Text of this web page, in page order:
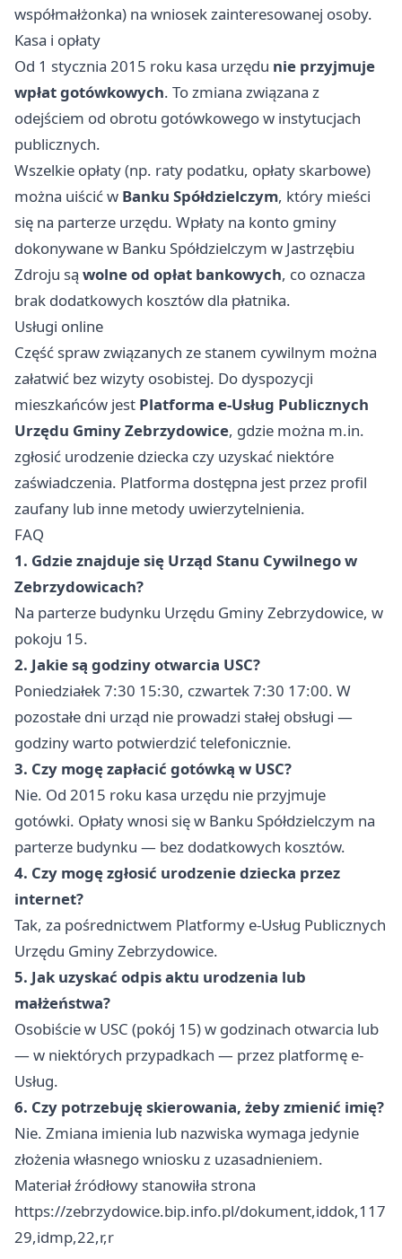
współmałżonka) na wniosek zainteresowanej osoby.
Kasa i opłaty
Od 1 stycznia 2015 roku kasa urzędu nie przyjmuje
wpłat gotówkowych. To zmiana związana z
odejściem od obrotu gotówkowego w instytucjach
publicznych.
Wszelkie opłaty (np. raty podatku, opłaty skarbowe)
można uiścić w Banku Spółdzielczym, który mieści
się na parterze urzędu. Wpłaty na konto gminy
dokonywane w Banku Spółdzielczym w Jastrzębiu
Zdroju są wolne od opłat bankowych, co oznacza
brak dodatkowych kosztów dla płatnika.
Usługi online
Część spraw związanych ze stanem cywilnym można
załatwić bez wizyty osobistej. Do dyspozycji
mieszkańców jest Platforma e-Usług Publicznych
Urzędu Gminy Zebrzydowice, gdzie można m.in.
zgłosić urodzenie dziecka czy uzyskać niektóre
zaświadczenia. Platforma dostępna jest przez profil
zaufany lub inne metody uwierzytelnienia.
FAQ
1. Gdzie znajduje się Urząd Stanu Cywilnego w
Zebrzydowicach?
Na parterze budynku Urzędu Gminy Zebrzydowice, w
pokoju 15.
2. Jakie są godziny otwarcia USC?
Poniedziałek 7:30 15:30, czwartek 7:30 17:00. W
pozostałe dni urząd nie prowadzi stałej obsługi —
godziny warto potwierdzić telefonicznie.
3. Czy mogę zapłacić gotówką w USC?
Nie. Od 2015 roku kasa urzędu nie przyjmuje
gotówki. Opłaty wnosi się w Banku Spółdzielczym na
parterze budynku — bez dodatkowych kosztów.
4. Czy mogę zgłosić urodzenie dziecka przez
internet?
Tak, za pośrednictwem Platformy e-Usług Publicznych
Urzędu Gminy Zebrzydowice.
5. Jak uzyskać odpis aktu urodzenia lub
małżeństwa?
Osobiście w USC (pokój 15) w godzinach otwarcia lub
— w niektórych przypadkach — przez platformę e-
Usług.
6. Czy potrzebuję skierowania, żeby zmienić imię?
Nie. Zmiana imienia lub nazwiska wymaga jedynie
złożenia własnego wniosku z uzasadnieniem.
Materiał źródłowy stanowiła strona
https://zebrzydowice.bip.info.pl/dokument,iddok,117
29,idmp,22,r,r